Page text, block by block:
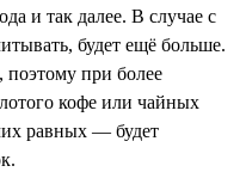
и так далее. В случае с
будет ещё больше.
при более
кофе или чайных
равных — будет